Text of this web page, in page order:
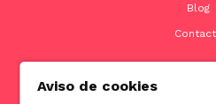
Blog
Aviso de cookies